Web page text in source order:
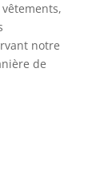
notre
de